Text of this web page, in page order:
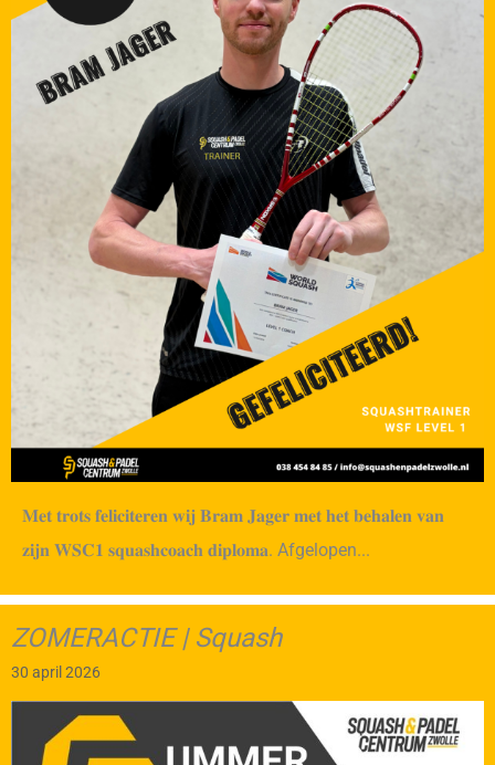
𝐌𝐞𝐭 𝐭𝐫𝐨𝐭𝐬 𝐟𝐞𝐥𝐢𝐜𝐢𝐭𝐞𝐫𝐞𝐧 𝐰𝐢𝐣 𝐁𝐫𝐚𝐦 𝐉𝐚𝐠𝐞𝐫 𝐦𝐞𝐭 𝐡𝐞𝐭 𝐛𝐞𝐡𝐚𝐥𝐞𝐧 𝐯𝐚𝐧
𝐳𝐢𝐣𝐧 𝐖𝐒𝐂𝟏 𝐬𝐪𝐮𝐚𝐬𝐡𝐜𝐨𝐚𝐜𝐡 𝐝𝐢𝐩𝐥𝐨𝐦𝐚. Afgelopen...
ZOMERACTIE | Squash
30 april 2026